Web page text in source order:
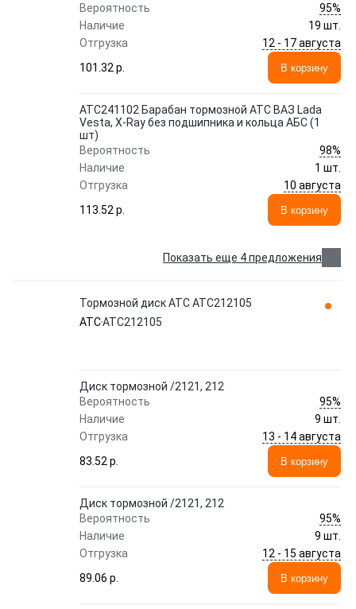
Вероятность
95%
Наличие
19 шт.
Отгрузка
12 - 17 августа
101.32 p.
В корзину
АТС241102 Барабан тормозной АТС ВАЗ Lada
Vesta, X-Ray без подшипника и кольца АБС (1
шт)
Вероятность
98%
Наличие
1 шт.
Отгрузка
10 августа
113.52 p.
В корзину
Показать еще 4 предложения
Тормозной диск ATC ATC212105
ATCATC212105
Диск тормозной /2121, 212
Вероятность
95%
Наличие
9 шт.
Отгрузка
13 - 14 августа
83.52 p.
В корзину
Диск тормозной /2121, 212
Вероятность
95%
Наличие
9 шт.
Отгрузка
12 - 15 августа
89.06 p.
В корзину